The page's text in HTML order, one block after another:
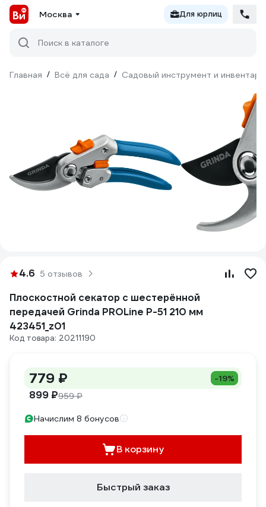
Москва Для юрлиц
Поиск в каталоге
Главная / Всё для сада / Садовый инструмент и инвентарь
4.6 5 отзывов
Плоскостной секатор с шестерённой
передачей Grinda PROLine P-51 210 мм
423451_z01
Код товара: 20211190
779 ₽ -19%
899 ₽959 ₽
Начислим 8 бонусов
В корзину
Быстрый заказ